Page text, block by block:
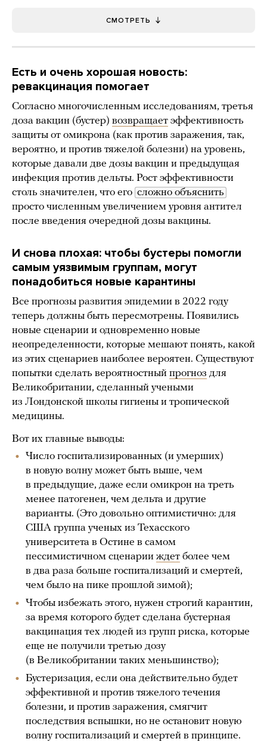
СМОТРЕТЬ
Есть и очень хорошая новость:
ревакцинация помогает
Согласно многочисленным исследованиям, третья
доза вакцин (бустер) возвращает эффективность
защиты от омикрона (как против заражения, так,
вероятно, и против тяжелой болезни) на уровень,
которые давали две дозы вакцин и предыдущая
инфекция против дельты. Рост эффективности
столь значителен, что его сложно объяснить
просто численным увеличением уровня антител
после введения очередной дозы вакцины.
И снова плохая: чтобы бустеры помогли
самым уязвимым группам, могут
понадобиться новые карантины
Все прогнозы развития эпидемии в 2022 году
теперь должны быть пересмотрены. Появились
новые сценарии и одновременно новые
неопределенности, которые мешают понять, какой
из этих сценариев наиболее вероятен. Существуют
попытки сделать вероятностный прогноз для
Великобритании, сделанный учеными
из Лондонской школы гигиены и тропической
медицины.
Вот их главные выводы:
Число госпитализированных (и умерших)
в новую волну может быть выше, чем
в предыдущие, даже если омикрон на треть
менее патогенен, чем дельта и другие
варианты. (Это довольно оптимистично: для
США группа ученых из Техасского
университета в Остине в самом
пессимистичном сценарии ждет более чем
в два раза больше госпитализаций и смертей,
чем было на пике прошлой зимой);
Чтобы избежать этого, нужен строгий карантин,
за время которого будет сделана бустерная
вакцинация тех людей из групп риска, которые
еще не получили третью дозу
(в Великобритании таких меньшинство);
Бустеризация, если она действительно будет
эффективной и против тяжелого течения
болезни, и против заражения, смягчит
последствия вспышки, но не остановит новую
волну госпитализаций и смертей в принципе.